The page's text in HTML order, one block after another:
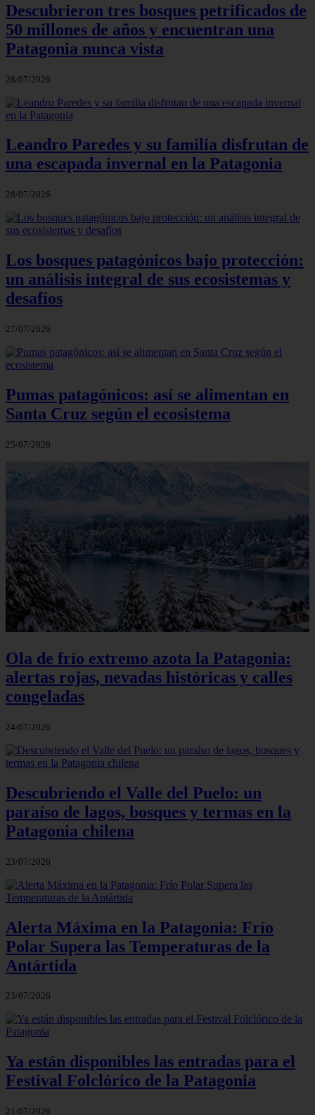
Descubrieron tres bosques petrificados de
50 millones de años y encuentran una
Patagonia nunca vista
28/07/2026
Leandro Paredes y su familia disfrutan de
una escapada invernal en la Patagonia
28/07/2026
Los bosques patagónicos bajo protección:
un análisis integral de sus ecosistemas y
desafíos
27/07/2026
Pumas patagónicos: así se alimentan en
Santa Cruz según el ecosistema
25/07/2026
Ola de frío extremo azota la Patagonia:
alertas rojas, nevadas históricas y calles
congeladas
24/07/2026
Descubriendo el Valle del Puelo: un
paraíso de lagos, bosques y termas en la
Patagonia chilena
23/07/2026
Alerta Máxima en la Patagonia: Frío
Polar Supera las Temperaturas de la
Antártida
23/07/2026
Ya están disponibles las entradas para el
Festival Folclórico de la Patagonia
21/07/2026